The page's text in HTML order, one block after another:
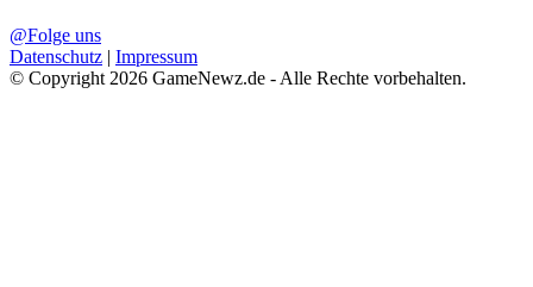
@Folge uns
Datenschutz | Impressum
© Copyright 2026 GameNewz.de - Alle Rechte vorbehalten.